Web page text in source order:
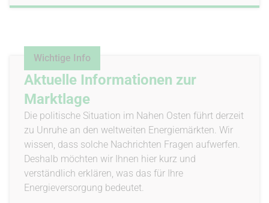
Wichtige Info
Aktuelle Informationen zur
Marktlage
Die politische Situation im Nahen Osten führt derzeit
zu Unruhe an den weltweiten Energiemärkten. Wir
wissen, dass solche Nachrichten Fragen aufwerfen.
Deshalb möchten wir Ihnen hier kurz und
verständlich erklären, was das für Ihre
Energieversorgung bedeutet.